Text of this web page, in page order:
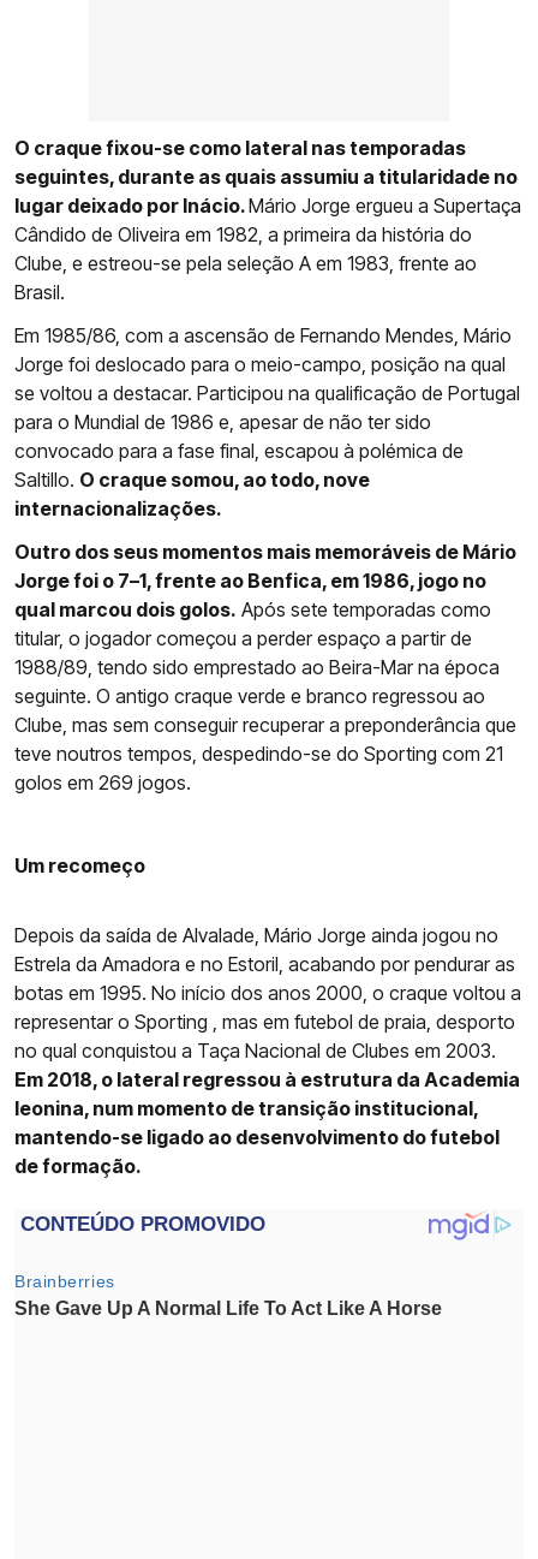
O craque fixou-se como lateral nas temporadas
seguintes, durante as quais assumiu a titularidade no
lugar deixado por Inácio.Mário Jorge ergueu a Supertaça
Cândido de Oliveira em 1982, a primeira da história do
Clube, e estreou-se pela seleção A em 1983, frente ao
Brasil.
Em 1985/86, com a ascensão de Fernando Mendes, Mário
Jorge foi deslocado para o meio-campo, posição na qual
se voltou a destacar. Participou na qualificação de Portugal
para o Mundial de 1986 e, apesar de não ter sido
convocado para a fase final, escapou à polémica de
Saltillo. O craque somou, ao todo, nove
internacionalizações.
Outro dos seus momentos mais memoráveis de Mário
Jorge foi o 7–1, frente ao Benfica, em 1986, jogo no
qual marcou dois golos. Após sete temporadas como
titular, o jogador começou a perder espaço a partir de
1988/89, tendo sido emprestado ao Beira-Mar na época
seguinte. O antigo craque verde e branco regressou ao
Clube, mas sem conseguir recuperar a preponderância que
teve noutros tempos, despedindo-se do Sporting com 21
golos em 269 jogos.
Um recomeço
Depois da saída de Alvalade, Mário Jorge ainda jogou no
Estrela da Amadora e no Estoril, acabando por pendurar as
botas em 1995. No início dos anos 2000, o craque voltou a
representar o Sporting , mas em futebol de praia, desporto
no qual conquistou a Taça Nacional de Clubes em 2003.
Em 2018, o lateral regressou à estrutura da Academia
leonina, num momento de transição institucional,
mantendo-se ligado ao desenvolvimento do futebol
de formação.